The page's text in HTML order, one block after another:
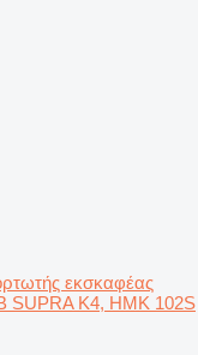
εκσκαφέας
SUPRA K4, HMK 102S